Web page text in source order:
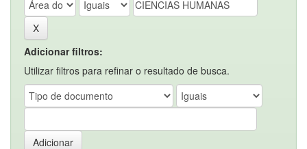
Adicionar filtros:
Utilizar filtros para refinar o resultado de busca.